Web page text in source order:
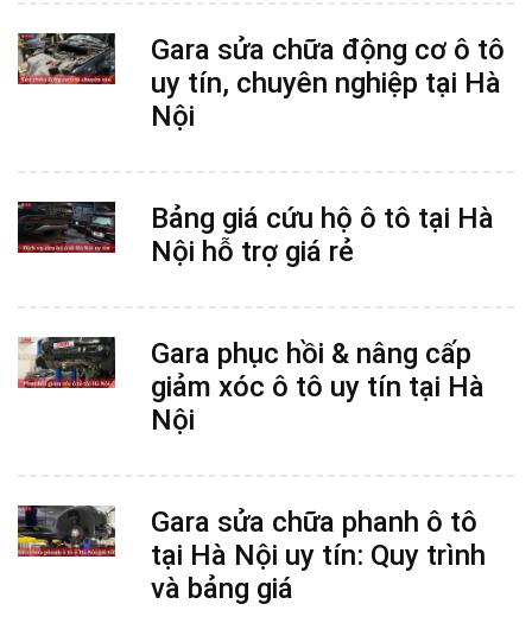
Gara sửa chữa động cơ ô tô
uy tín, chuyên nghiệp tại Hà
Nội
Bảng giá cứu hộ ô tô tại Hà
Nội hỗ trợ giá rẻ
Gara phục hồi & nâng cấp
giảm xóc ô tô uy tín tại Hà
Nội
Gara sửa chữa phanh ô tô
tại Hà Nội uy tín: Quy trình
và bảng giá